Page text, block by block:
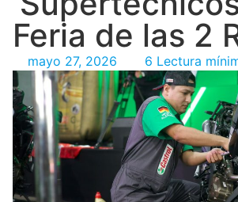
Feria de las 2
mayo 27, 2026 6 Lectura